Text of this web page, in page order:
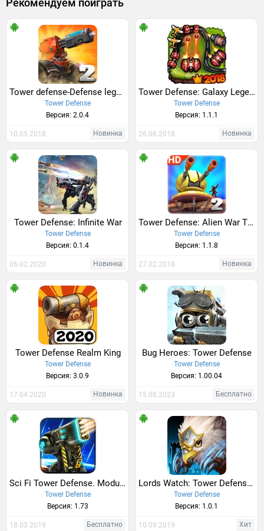
Рекомендуем поиграть
Tower defense-Defense legend 2
Tower Defense
Версия: 2.0.4
10.05.2018 Новинка
Tower Defense: Galaxy Legend
Tower Defense
Версия: 1.1.1
26.06.2018 Новинка
Tower Defense: Infinite War
Tower Defense
Версия: 0.1.4
06.02.2020 Новинка
Tower Defense: Alien War TD 2
Tower Defense
Версия: 1.1.8
27.02.2018 Новинка
Tower Defense Realm King
Tower Defense
Версия: 3.0.9
17.04.2020 Новинка
Bug Heroes: Tower Defense
Tower Defense
Версия: 1.00.04
15.08.2023 Бесплатно
Sci Fi Tower Defense. Module TD
Tower Defense
Версия: 1.73
18.03.2019 Бесплатно
Lords Watch: Tower Defense RPG
Tower Defense
Версия: 1.0.1
10.09.2019 Хит